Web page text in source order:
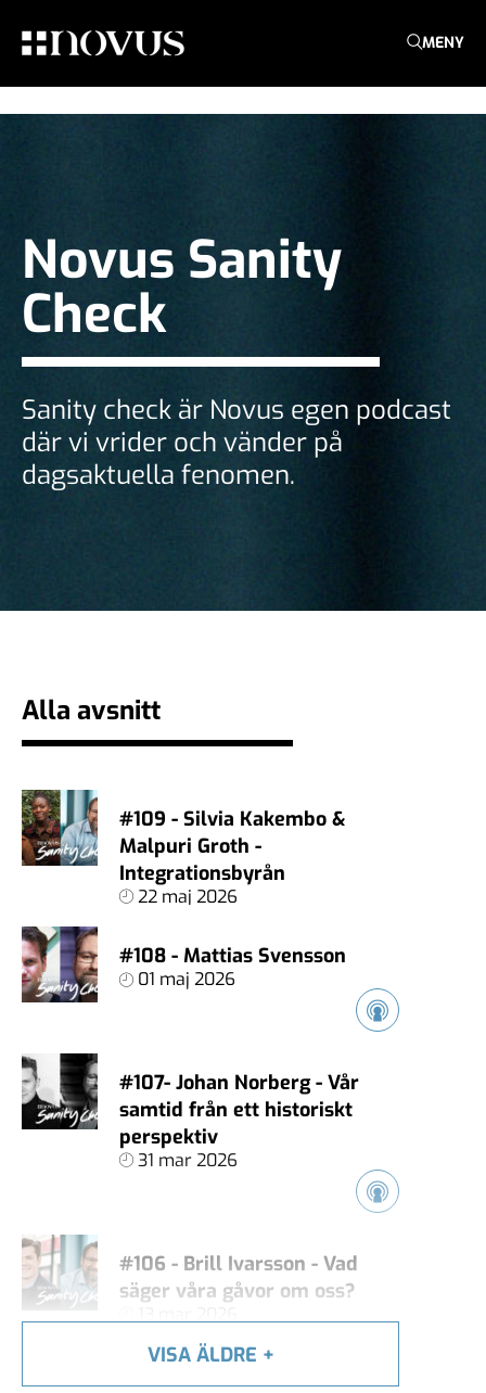
MENY
Novus Sanity
Check
Sanity check är Novus egen podcast
där vi vrider och vänder på
dagsaktuella fenomen.
Alla avsnitt
#109 - Silvia Kakembo &
Malpuri Groth -
Integrationsbyrån
22 maj 2026
#108 - Mattias Svensson
01 maj 2026
#107- Johan Norberg - Vår
samtid från ett historiskt
perspektiv
31 mar 2026
#106 - Brill Ivarsson - Vad
säger våra gåvor om oss?
VISA ÄLDRE +